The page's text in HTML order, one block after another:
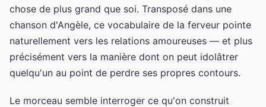
chose de plus grand que soi. Transposé dans une
chanson d'Angèle, ce vocabulaire de la ferveur pointe
naturellement vers les relations amoureuses — et plus
précisément vers la manière dont on peut idolâtrer
quelqu'un au point de perdre ses propres contours.
Le morceau semble interroger ce qu'on construit